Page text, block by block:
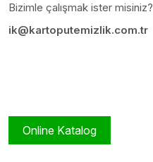
Bizimle çalışmak ister misiniz?
ik@kartoputemizlik.com.tr
Online Katalog